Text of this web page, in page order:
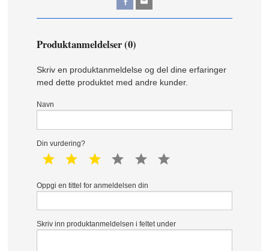
Produktanmeldelser (0)
Skriv en produktanmeldelse og del dine erfaringer
med dette produktet med andre kunder.
Navn
Din vurdering?
1 star 2 star 3 star 4 star 5 star
Oppgi en tittel for anmeldelsen din
Skriv inn produktanmeldelsen i feltet under